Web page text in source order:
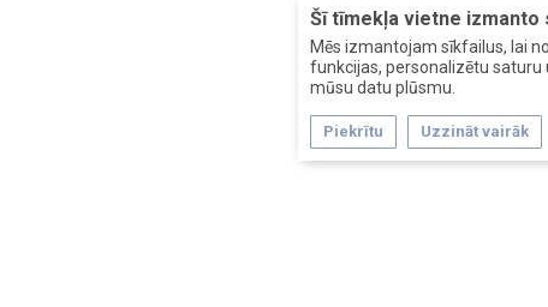
Šī tīmekļa vietne izmanto
Mēs izmantojam sīkfailus, lai
funkcijas, personalizētu saturu
mūsu datu plūsmu.
Piekrītu Uzzināt vairāk